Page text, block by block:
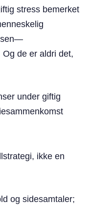
stress bemerket
de er aldri det,
under giftig
ikke en
og sidesamtaler;